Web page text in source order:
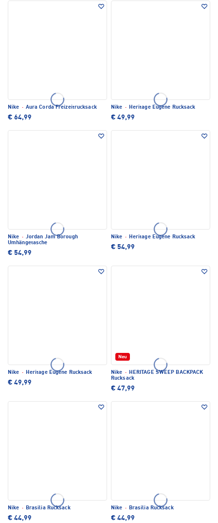
Nike · Aura Corda Freizeitrucksack
€ 64,99
Nike · Heritage Eugene Rucksack
€ 49,99
Nike · Jordan Jam Borough
Umhängetasche
€ 54,99
Nike · Heritage Eugene Rucksack
€ 54,99
Nike · Heritage Eugene Rucksack
€ 49,99
Neu
Nike · HERITAGE SWEEP BACKPACK
Rucksack
€ 47,99
Nike · Brasilia Rucksack
€ 44,99
Nike · Brasilia Rucksack
€ 44,99